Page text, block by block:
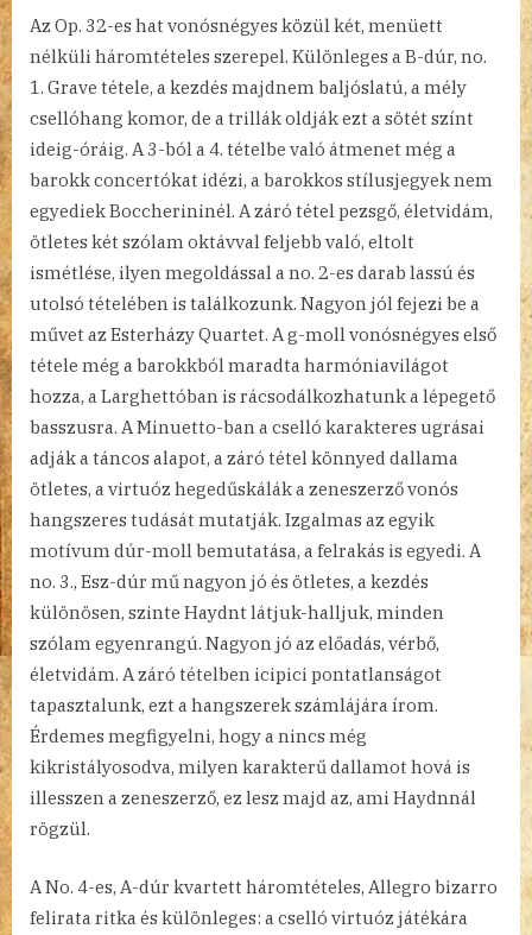
Az Op. 32-es hat vonósnégyes közül két, menüett
nélküli háromtételes szerepel. Különleges a B-dúr, no.
1. Grave tétele, a kezdés majdnem baljóslatú, a mély
csellóhang komor, de a trillák oldják ezt a sötét színt
ideig-óráig. A 3-ból a 4. tételbe való átmenet még a
barokk concertókat idézi, a barokkos stílusjegyek nem
egyediek Boccherininél. A záró tétel pezsgő, életvidám,
ötletes két szólam oktávval feljebb való, eltolt
ismétlése, ilyen megoldással a no. 2-es darab lassú és
utolsó tételében is találkozunk. Nagyon jól fejezi be a
művet az Esterházy Quartet. A g-moll vonósnégyes első
tétele még a barokkból maradta harmóniavilágot
hozza, a Larghettóban is rácsodálkozhatunk a lépegető
basszusra. A Minuetto-ban a cselló karakteres ugrásai
adják a táncos alapot, a záró tétel könnyed dallama
ötletes, a virtuóz hegedűskálák a zeneszerző vonós
hangszeres tudását mutatják. Izgalmas az egyik
motívum dúr-moll bemutatása, a felrakás is egyedi. A
no. 3., Esz-dúr mű nagyon jó és ötletes, a kezdés
különösen, szinte Haydnt látjuk-halljuk, minden
szólam egyenrangú. Nagyon jó az előadás, vérbő,
életvidám. A záró tételben icipici pontatlanságot
tapasztalunk, ezt a hangszerek számlájára írom.
Érdemes megfigyelni, hogy a nincs még
kikristályosodva, milyen karakterű dallamot hová is
illesszen a zeneszerző, ez lesz majd az, ami Haydnnál
rögzül.
A No. 4-es, A-dúr kvartett háromtételes, Allegro bizarro
felirata ritka és különleges: a cselló virtuóz játékára